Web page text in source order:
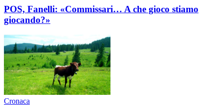
POS, Fanelli: «Commissari… A che gioco stiamo
giocando?»
Cronaca